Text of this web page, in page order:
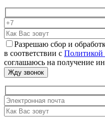
Разрешаю сбор и
в соответствии с Политикой
соглашаюсь на получение